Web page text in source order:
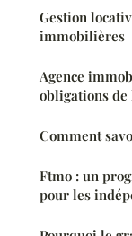
Gestion
immobilières
Agence
obligations de
Comment
Ftmo : un
pour les